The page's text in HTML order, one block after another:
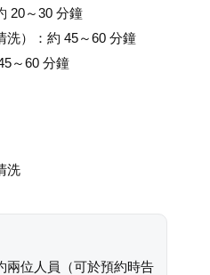
20～30 分鐘
洗）：約 45～60 分鐘
～60 分鐘
洗
兩位人員（可於預約時告